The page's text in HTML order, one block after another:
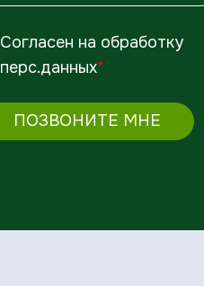
Согласен на обработку
перс.данных*
ПОЗВОНИТЕ МНЕ